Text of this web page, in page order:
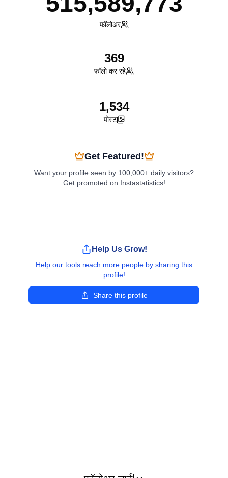
फॉलोअर
369
फॉलो कर रहे
1,534
पोस्ट
Get Featured!
Want your profile seen by 100,000+ daily visitors?
Get promoted on Instastatistics!
Help Us Grow!
Help our tools reach more people by sharing this
profile!
Share this profile